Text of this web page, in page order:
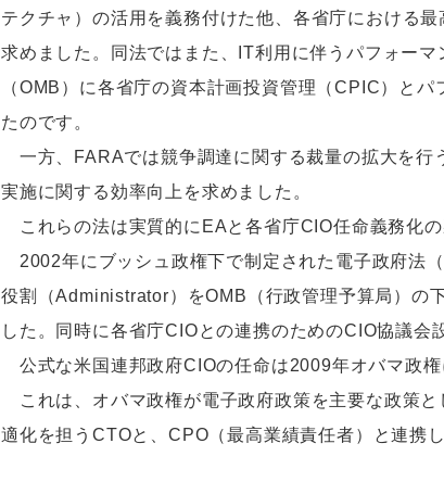
テクチャ）の活用を義務付けた他、各省庁における
求めました。同法ではまた、IT利用に伴うパフォー
（OMB）に各省庁の資本計画投資管理（CPIC）と
たのです。
一方、FARAでは競争調達に関する裁量の拡大を行
実施に関する効率向上を求めました。
これらの法は実質的にEAと各省庁CIO任命義務化の
2002年にブッシュ政権下で制定された電子政府法
役割（Administrator）をOMB（行政管理予算局）の
した。同時に各省庁CIOとの連携のためのCIO協議会
公式な米国連邦政府CIOの任命は2009年オバマ政権
これは、オバマ政権が電子政府政策を主要な政策
適化を担うCTOと、CPO（最高業績責任者）と連携